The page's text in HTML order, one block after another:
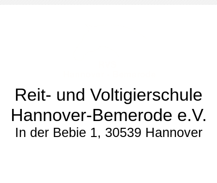
Reit- und Voltigierschule
Hannover-Bemerode e.V.
In der Bebie 1, 30539 Hannover